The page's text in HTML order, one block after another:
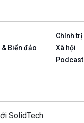
Chính trị
Biển đảo Xã hội
Podcast
SolidTech